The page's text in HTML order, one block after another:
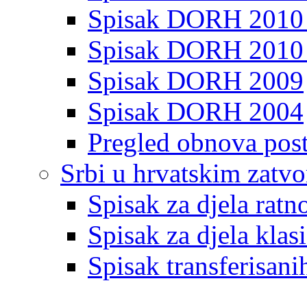
Spisak DORH
Spisak DORH
Spisak DORH 2009
Spisak DORH 2004
Pregled obnova
Srbi u hrvatskim
Spisak za djela
Spisak za djela
Spisak